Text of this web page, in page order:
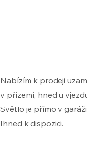
Nabízím k prodeji
v přízemí, hned u
Světlo je přímo v
Ihned k dispozici.